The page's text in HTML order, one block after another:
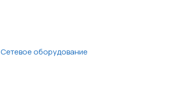
Сетевое оборудование